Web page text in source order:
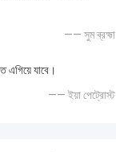
—— সুম ব্রহ্মা
এগিয়ে যাবে।
—— ইয়া পেট্রোস্ট